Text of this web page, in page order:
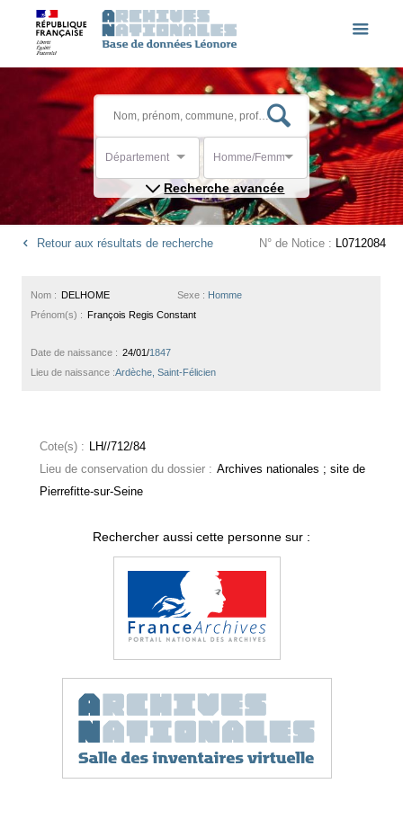
Département Homme/Femme
Recherche avancée
Retour aux résultats de recherche N° de Notice : L0712084
Sexe : Homme
Nom : DELHOME
Prénom(s) : François Regis Constant
Date de naissance : 24/01/1847
Lieu de naissance :Ardèche, Saint-Félicien
Cote(s) : LH//712/84
Lieu de conservation du dossier : Archives nationales ; site de
Pierrefitte-sur-Seine
Rechercher aussi cette personne sur :